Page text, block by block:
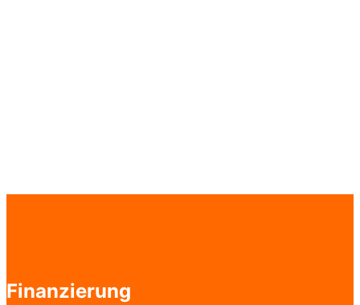
Finanzierung